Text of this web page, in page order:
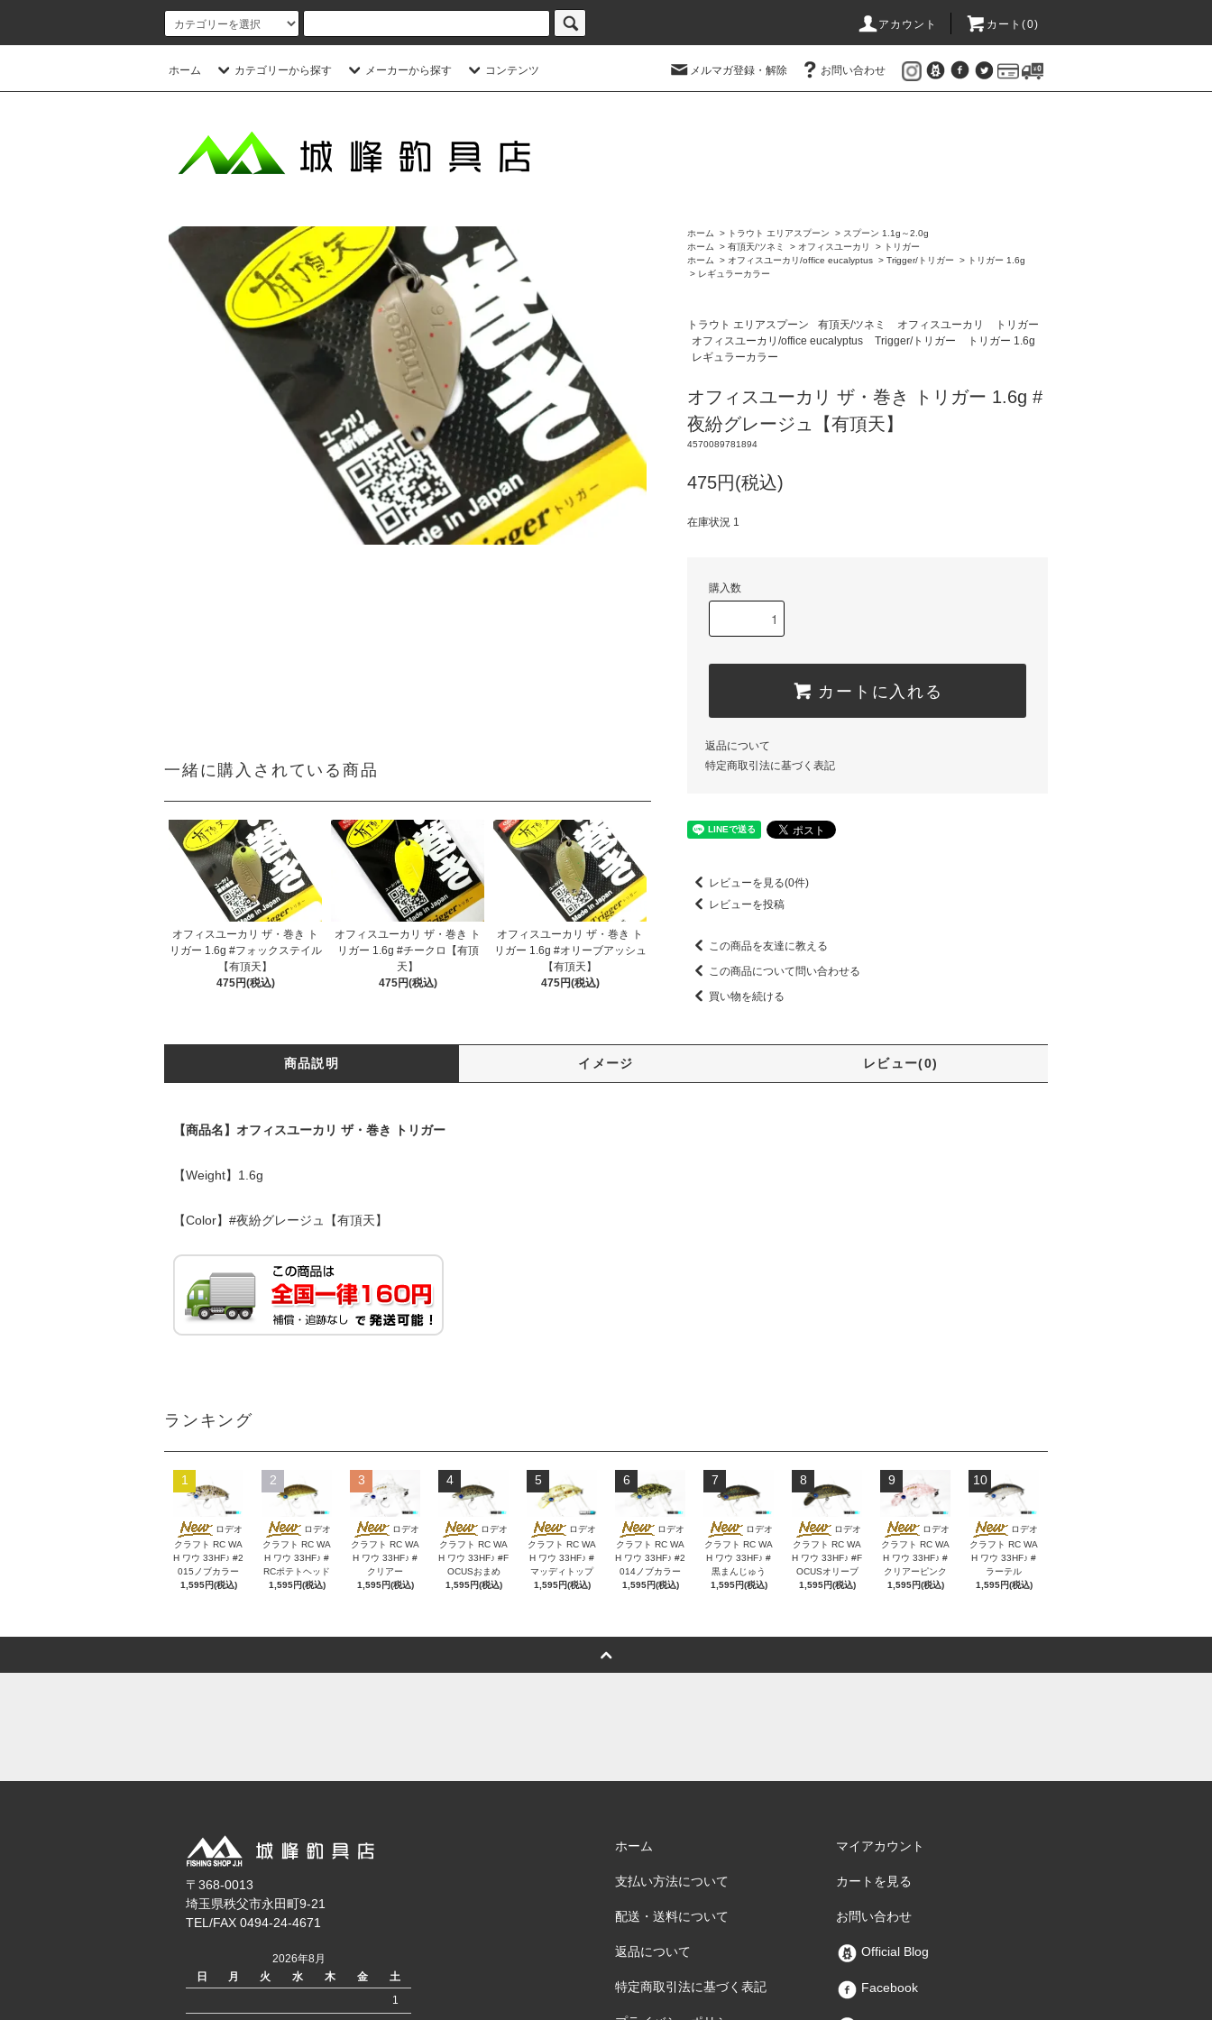
アカウント カート(0)
ホーム カテゴリーから探す メーカーから探す コンテンツ メルマガ登録・解除 お問い合わせ
一緒に購入されている商品
オフィスユーカリ ザ・巻き ト
リガー 1.6g #フォックステイル
【有頂天】
475円(税込)
オフィスユーカリ ザ・巻き ト
リガー 1.6g #チークロ【有頂
天】
475円(税込)
オフィスユーカリ ザ・巻き ト
リガー 1.6g #オリーブアッシュ
【有頂天】
475円(税込)
ホーム > トラウト エリアスプーン > スプーン 1.1g～2.0g
ホーム
> 有頂天/ツネミ > オフィスユーカリ > トリガー
ホーム
> オフィスユーカリ/office eucalyptus > Trigger/トリガー > トリガー 1.6g
> レギュラーカラー
トラウト エリアスプーン 有頂天/ツネミ オフィスユーカリ
トリガー
オフィスユーカリ/office eucalyptus
Trigger/トリガー
トリガー 1.6g
レギュラーカラー
オフィスユーカリ ザ・巻き トリガー 1.6g #
夜紛グレージュ【有頂天】
4570089781894
475円(税込)
在庫状況 1
購入数
カートに入れる
返品について
特定商取引法に基づく表記
レビューを見る(0件)
レビューを投稿
この商品を友達に教える
この商品について問い合わせる
買い物を続ける
商品説明 イメージ レビュー(0)
【商品名】オフィスユーカリ ザ・巻き トリガー
【Weight】1.6g
【Color】#夜紛グレージュ【有頂天】
ランキング
1
ロデオ
クラフト RC WA
H ワウ 33HF♪ #2
015ノブカラー
1,595円(税込)
2
ロデオ
クラフト RC WA
H ワウ 33HF♪ #
RCポテトヘッド
1,595円(税込)
3
ロデオ
クラフト RC WA
H ワウ 33HF♪ #
クリアー
1,595円(税込)
4
ロデオ
クラフト RC WA
H ワウ 33HF♪ #F
OCUSおまめ
1,595円(税込)
5
ロデオ
クラフト RC WA
H ワウ 33HF♪ #
マッディトップ
1,595円(税込)
6
ロデオ
クラフト RC WA
H ワウ 33HF♪ #2
014ノブカラー
1,595円(税込)
7
ロデオ
クラフト RC WA
H ワウ 33HF♪ #
黒まんじゅう
1,595円(税込)
8
ロデオ
クラフト RC WA
H ワウ 33HF♪ #F
OCUSオリーブ
1,595円(税込)
9
ロデオ
クラフト RC WA
H ワウ 33HF♪ #
クリアーピンク
1,595円(税込)
10
ロデオ
クラフト RC WA
H ワウ 33HF♪ #
ラーテル
1,595円(税込)
〒368-0013
埼玉県秩父市永田町9-21
TEL/FAX 0494-24-4671
2026年8月
日
月 火 水 木 金
土
1
ホーム
支払い方法について
配送・送料について
返品について
特定商取引法に基づく表記
マイアカウント
カートを見る
お問い合わせ
Official Blog
Facebook